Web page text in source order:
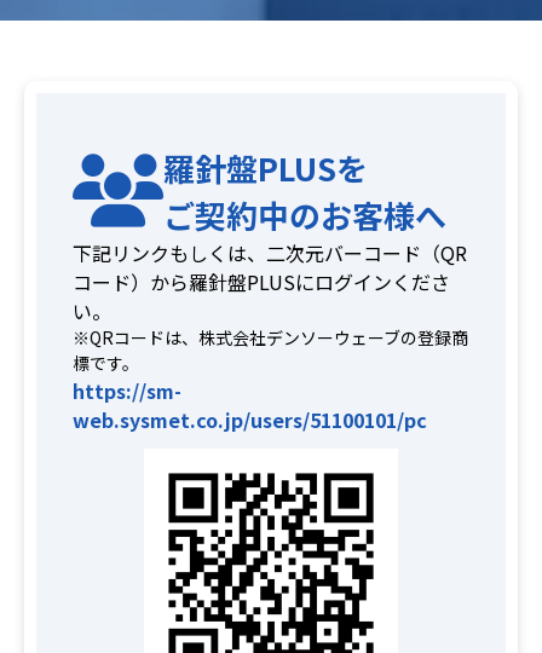
羅針盤PLUSを
ご契約中のお客様へ
下記リンクもしくは、二次元バーコード（QR
コード）から羅針盤PLUSにログインくださ
い。
※QRコードは、株式会社デンソーウェーブの登録商
標です。
https://sm-
web.sysmet.co.jp/users/51100101/pc